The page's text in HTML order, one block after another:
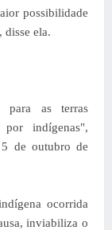
possibilidade
disse ela.
para as terras
por indígenas",
de outubro de
ocorrida
inviabiliza o